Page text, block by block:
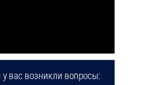
у вас возникли вопросы: